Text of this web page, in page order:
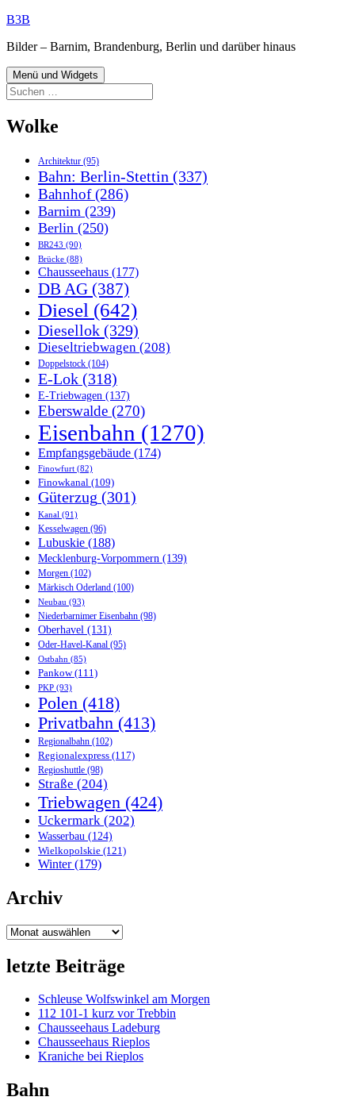
Zum
springen
B3B
Bilder – Barnim, Brandenburg, Berlin und darüber hinaus
Menü und Widgets
Suchen
nach:
Wolke
Architektur (95)
Bahn: Berlin-Stettin (337)
Bahnhof(286)
Barnim (239)
Berlin (250)
BR243 (90)
Brücke (88)
Chausseehaus (177)
DB AG (387)
Diesel (642)
Diesellok (329)
Dieseltriebwagen (208)
Doppelstock (104)
E-Lok (318)
E-Triebwagen (137)
Eberswalde (270)
Eisenbahn (1270)
Empfangsgebäude (174)
Finowfurt (82)
Finowkanal (109)
Güterzug (301)
Kanal (91)
Kesselwagen (96)
Lubuskie (188)
Mecklenburg-Vorpommern (139)
Morgen (102)
Märkisch Oderland (100)
Neubau (93)
Niederbarnimer Eisenbahn (98)
Oberhavel (131)
Oder-Havel-Kanal (95)
Ostbahn (85)
Pankow(111)
PKP (93)
Polen (418)
Privatbahn (413)
Regionalbahn (102)
Regionalexpress (117)
Regioshuttle (98)
Straße (204)
Triebwagen (424)
Uckermark (202)
Wasserbau (124)
Wielkopolskie (121)
Winter(179)
Archiv
Archiv
letzte Beiträge
Schleuse Wolfswinkel am Morgen
112 101-1 kurz vor Trebbin
Chausseehaus Ladeburg
Chausseehaus Rieplos
Kraniche bei Rieplos
Bahn